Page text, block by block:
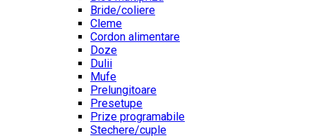
Bride/coliere
Cleme
Cordon alimentare
Doze
Dulii
Mufe
Prelungitoare
Presetupe
Prize programabile
Stechere/cuple